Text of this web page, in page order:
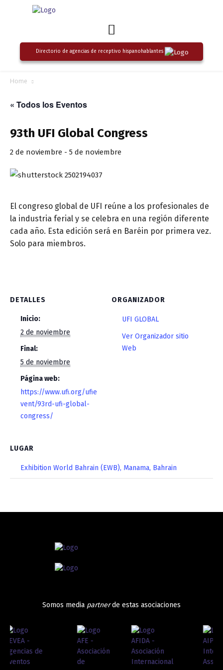
Directorio de agencias de receptivo hispanohablantes
Home
« Todos los Eventos
93th UFI Global Congress
2 de noviembre - 5 de noviembre
El congreso global de UFI reúne a los profesionales de
la industria ferial y se celebra en una región diferente
cada año. Esta edición será en Baréin por primera vez.
Solo para miembros.
DETALLES
Inicio:
2 de noviembre
Final:
5 de noviembre
Página web:
https://www.ufi.org/ufie
vent/93rd-ufi-global-
congress/
LUGAR
Exhibition World Bahrain (EWB), Manama, Bahrain
ORGANIZADOR
UFI GLOBAL
Ver Organizador sitio
Web
Somos media partnerde estas asociaciones